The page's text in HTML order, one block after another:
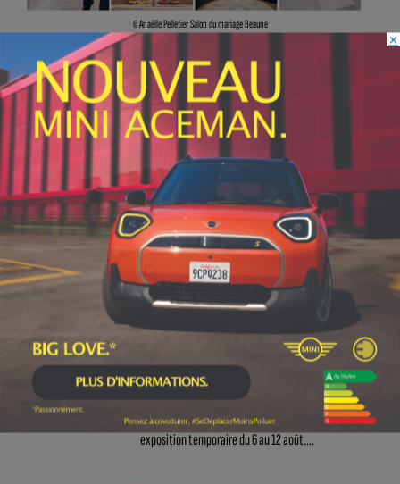
© Anaëlle Pelletier Salon du mariage Beaune
INFOS SPORT
Faire le tour de la Côte-d’Or à vélo en
trois jours : le défi de Victor Bosoni
5 AOÛT, 2026
Le challenge que s’apprête à relever l’ultra-cycliste
Victor Bosoni est simple : parcourir 571...
CULTURE,INFOS
Découvrez cinq artistes lors d’une
exposition plurielle à la chapelle Saint-
Étienne de Beaune
La chapelle Saint-Étienne de Beaune accueillera une
exposition temporaire du 6 au 12 août....
×